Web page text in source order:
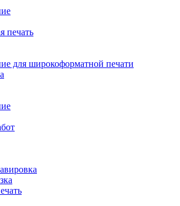
печать
для широкоформатной печати